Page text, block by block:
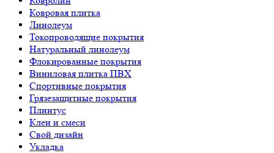
Ковровая плитка
Линолеум
Токопроводящие покрытия
Натуральный линолеум
Флокированные покрытия
Виниловая плитка ПВХ
Спортивные покрытия
Грязезащитные покрытия
Плинтус
Клеи и смеси
Свой дизайн
Укладка